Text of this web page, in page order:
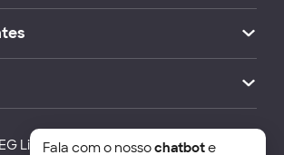
Lisbon School of Economics and
Fala com o nossochatbote